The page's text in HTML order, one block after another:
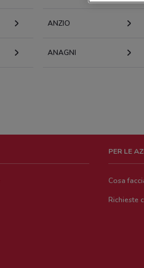
ANZIO
ANAGNI
PER LE
Cosa
Richieste